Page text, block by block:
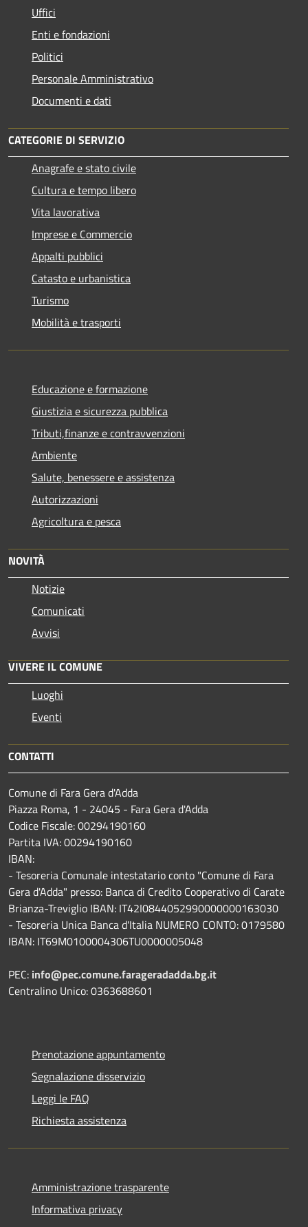
Uffici
Enti e fondazioni
Politici
Personale Amministrativo
Documenti e dati
CATEGORIE DI SERVIZIO
Anagrafe e stato civile
Cultura e tempo libero
Vita lavorativa
Imprese e Commercio
Appalti pubblici
Catasto e urbanistica
Turismo
Mobilità e trasporti
Educazione e formazione
Giustizia e sicurezza pubblica
Tributi,finanze e contravvenzioni
Ambiente
Salute, benessere e assistenza
Autorizzazioni
Agricoltura e pesca
NOVITÀ
Notizie
Comunicati
Avvisi
VIVERE IL COMUNE
Luoghi
Eventi
CONTATTI
Comune di Fara Gera d'Adda
Piazza Roma, 1 - 24045 - Fara Gera d'Adda
Codice Fiscale: 00294190160
Partita IVA: 00294190160
IBAN:
- Tesoreria Comunale intestatario conto "Comune di Fara
Gera d'Adda" presso: Banca di Credito Cooperativo di Carate
Brianza-Treviglio IBAN: IT42I0844052990000000163030
- Tesoreria Unica Banca d'Italia NUMERO CONTO: 0179580
IBAN: IT69M0100004306TU0000005048
PEC: info@pec.comune.farageradadda.bg.it
Centralino Unico: 0363688601
Prenotazione appuntamento
Segnalazione disservizio
Leggi le FAQ
Richiesta assistenza
Amministrazione trasparente
Informativa privacy